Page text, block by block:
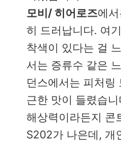
모비/ 히어로즈에
히 드러납니다. 여
착색이 있다는 걸
서는 증류수 같은
던스에서는 피처링
근한 맛이 들렸습
해상력이라든지 콘
S202가 나은데, 개